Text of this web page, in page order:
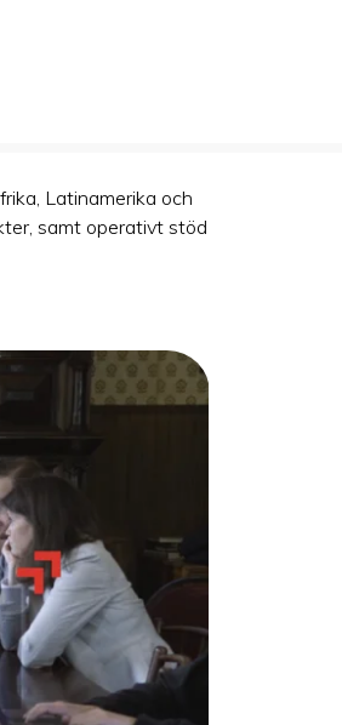
Latinamerika och
samt operativt stöd